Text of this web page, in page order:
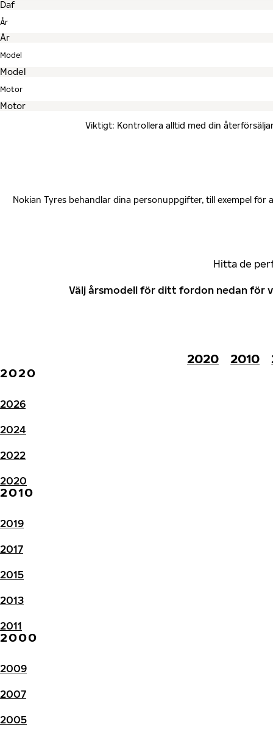
År
Model
Motor
Viktigt: Kontrollera alltid med din
Nokian Tyres behandlar dina personuppgifter, till exempel
Hitta de
Välj årsmodell för ditt fordon nedan för
2020 2010
2020
2026
2024
2022
2020
2010
2019
2017
2015
2013
2011
2000
2009
2007
2005